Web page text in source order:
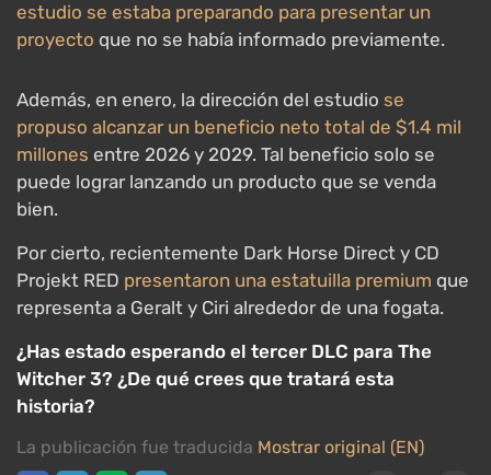
estudio se estaba preparando para presentar un
proyecto que no se había informado previamente.
Además, en enero, la dirección del estudio se
propuso alcanzar un beneficio neto total de $1.4 mil
millones entre 2026 y 2029. Tal beneficio solo se
puede lograr lanzando un producto que se venda
bien.
Por cierto, recientemente Dark Horse Direct y CD
Projekt RED presentaron una estatuilla premium que
representa a Geralt y Ciri alrededor de una fogata.
¿Has estado esperando el tercer DLC para The
Witcher 3? ¿De qué crees que tratará esta
historia?
La publicación fue traducida Mostrar original (EN)